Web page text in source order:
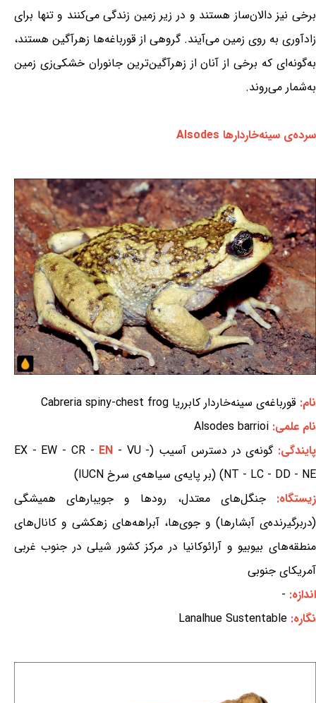
برخی نیز دالان‌ساز هستند و در زیر زمین زندگی می‌کنند و تنها برای
زادآوری به روی زمین می‌آیند. گروهی از قورباغه‌ها زهرآگین هستند،
به‌گونه‌ای که برخی از آنان از زهرآگین‌ترین جانوران خشکی‌زی زمین
به‌شمار می‌روند.
سرده‌ی سینه‌خاردارها Alsodes
نام: قورباغه‌ی سینه‌خاردار کابرریا Cabreria spiny-chest frog
نام علمی: Alsodes barrioi
پایندگی:گونه‌ی در دسترس آسیب (EX - EW - CR - EN - VU -
NT - LC - DD - NE) (بر پایه‌ی سیاهه‌ی سرخ IUCN)
زیستگاه:جنگل‌های معتدل، رودها و جویبارهای همیشگی
(دربرگیرنده‌ی آبشارها) و جوی‌ها، آبراهه‌های زهکشی و کانال‌های
منطقه‌های بیوبیو و آرائوکانیا در مرکز کشور شیلی در جنوب غربی
آمریکای جنوبی
اندازه: -
نگاره: Lanalhue Sustentable